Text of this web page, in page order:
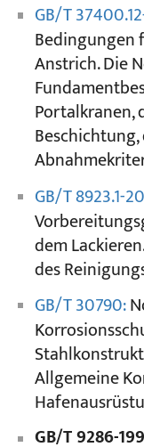
GB/T
Bedingungen
Anstrich. Die
Portalkranen,
GB/T 8923.1-
dem
des
GB/T 30790:
Allgemeine
GB/T 9286-